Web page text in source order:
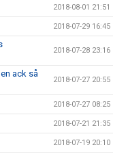
2018-08-01 21:51
2018-07-29 16:45
2018-07-28 23:16
ack så
2018-07-27 20:55
2018-07-27 08:25
2018-07-21 21:35
2018-07-19 20:10